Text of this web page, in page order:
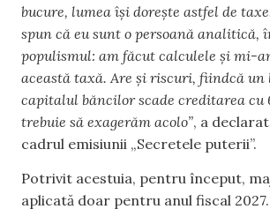
bucure, lumea își dorește astfel de
spun că eu sunt o persoană analitică,
populismul: am făcut calculele și mi-
această taxă. Are și riscuri, fiindcă un
capitalul băncilor scade creditarea cu
trebuie să exagerăm acolo”, a
cadrul emisiunii „Secretele puterii”.
Potrivit acestuia, pentru început,
aplicată doar pentru anul fiscal 2027.